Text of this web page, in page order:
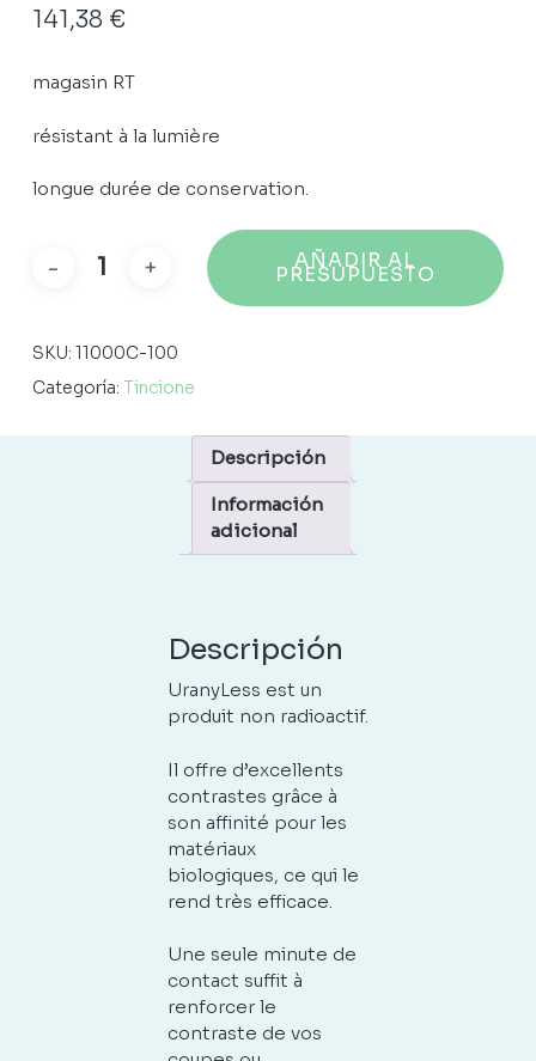
141,38 €
magasin RT
résistant à la lumière
longue durée de conservation.
AÑADIR AL
PRESUPUESTO
SKU: 11000C-100
Categoría: Tincione
Descripción
Información
adicional
Descripción
UranyLess est un
produit non radioactif.
Il offre d’excellents
contrastes grâce à
son affinité pour les
matériaux
biologiques, ce qui le
rend très efficace.
Une seule minute de
contact suffit à
renforcer le
contraste de vos